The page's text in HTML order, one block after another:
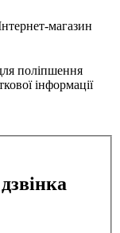
магазин
поліпшення
інформації